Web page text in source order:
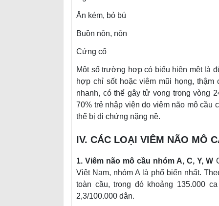
Ăn kém, bỏ bú
Buồn nôn, nôn
Cứng cổ
Một số trường hợp có biểu hiện mệt lả
hợp chỉ sốt hoặc viêm mũi họng,
nhanh, có thể gây tử vong trong vòng
70% trẻ nhập viện do viêm não mô cầu
thể bị di chứng nặng nề.
IV. CÁC LOẠI VIÊM NÃO MÔ
1. Viêm não mô cầu nhóm A, C, Y, W
Việt Nam, nhóm A là phổ biến nhất.
toàn cầu, trong đó khoảng 135.000
2,3/100.000 dân.